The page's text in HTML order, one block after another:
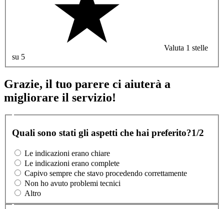
Valuta 1 stelle
su 5
Grazie, il tuo parere ci aiuterà a
migliorare il servizio!
Quali sono stati gli aspetti che hai preferito?1/2
Le indicazioni erano chiare
Le indicazioni erano complete
Capivo sempre che stavo procedendo correttamente
Non ho avuto problemi tecnici
Altro